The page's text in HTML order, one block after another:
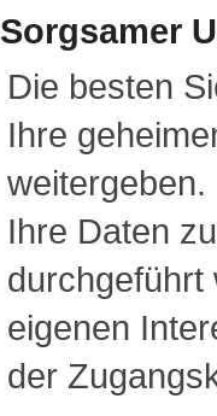
Sorgsamer
Die besten
Ihre
Ihre Daten
durchgeführt
eigenen
der